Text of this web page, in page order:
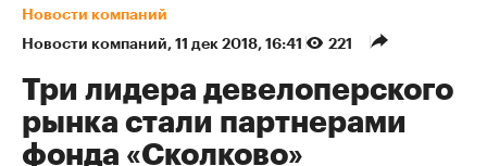
Новости компаний
Новости компаний⁠, 11 дек 2018, 16:41 221
Три лидера девелоперского
рынка стали партнерами
фонда «Сколково»